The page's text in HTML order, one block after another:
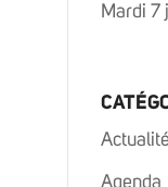
Mardi 7
Agenda